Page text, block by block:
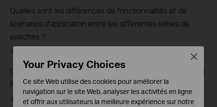
Quelles sont les différences de fonctionnalités et de
scénarios d'application entre les différentes séries de
switches ?
Comment tester la fonction d'intercommunication Jumbo
Frame sur les commutateurs TP-Link?
09-04-2020 287587 views
Your Privacy Choices
Ce site Web utilise des cookies pour améliorer la
navigation sur le site Web, analyser les activités en ligne
et offrir aux utilisateurs la meilleure expérience sur notre
Close